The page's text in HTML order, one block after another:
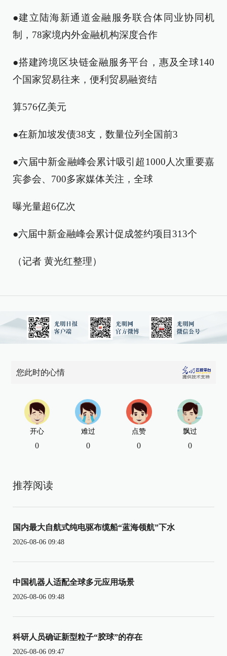
●建立陆海新通道金融服务联合体同业协同机
制，78家境内外金融机构深度合作
●搭建跨境区块链金融服务平台，惠及全球140
个国家贸易往来，便利贸易融资结
算576亿美元
●在新加坡发债38支，数量位列全国前3
●六届中新金融峰会累计吸引超1000人次重要嘉
宾参会、700多家媒体关注，全球
曝光量超6亿次
●六届中新金融峰会累计促成签约项目313个
（记者 黄光红整理）
您此时的心情
开心
0
难过
0
点赞
0
飘过
0
推荐阅读
国内最大自航式纯电驱布缆船“蓝海领航”下水
2026-08-06 09:48
中国机器人适配全球多元应用场景
2026-08-06 09:48
科研人员确证新型粒子“胶球”的存在
2026-08-06 09:47